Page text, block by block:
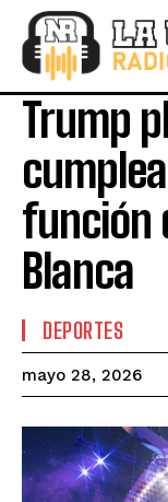
Trump
función
Blanca
DEPORTES
mayo 28, 2026